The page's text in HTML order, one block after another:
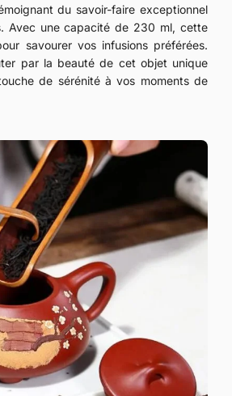
du savoir-faire exceptionnel
Avec une capacité de 230 ml, cette
savourer vos infusions préférées.
par la beauté de cet objet unique
de sérénité à vos moments de